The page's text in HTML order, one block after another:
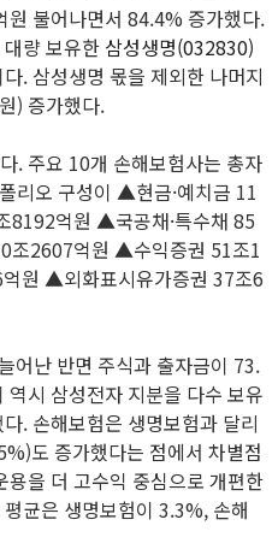
불어나면서 84.4% 증가했다.
량 보유한 삼성생명(032830)
. 삼성생명 몫을 제외한 나머지
) 증가했다.
. 주요 10개 손해보험사는 총자
리오 구성이 ▲현금·예치금 11
8192억원 ▲국공채·특수채 85
조2607억원 ▲수익증권 51조1
원 ▲외화표시유가증권 37조6
어난 반면 주식과 출자금이 73.
시 삼성전자 지분을 다수 보유
. 손해보험은 생명보험과 달리
도 증가했다는 점에서 차별점
을 더 고수익 중심으로 개편한
균은 생명보험이 3.3%, 손해